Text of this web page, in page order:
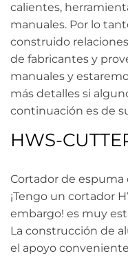
calientes,
manuales. Por lo
construido
de fabricantes y
manuales y
más detalles si
continuación es de
HWS-
Cortador de
¡Tengo un cortador
embargo! es muy
La construcción de
el apoyo